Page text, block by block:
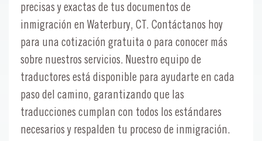
precisas y exactas de tus documentos de
inmigración en Waterbury, CT. Contáctanos hoy
para una cotización gratuita o para conocer más
sobre nuestros servicios. Nuestro equipo de
traductores está disponible para ayudarte en cada
paso del camino, garantizando que las
traducciones cumplan con todos los estándares
necesarios y respalden tu proceso de inmigración.